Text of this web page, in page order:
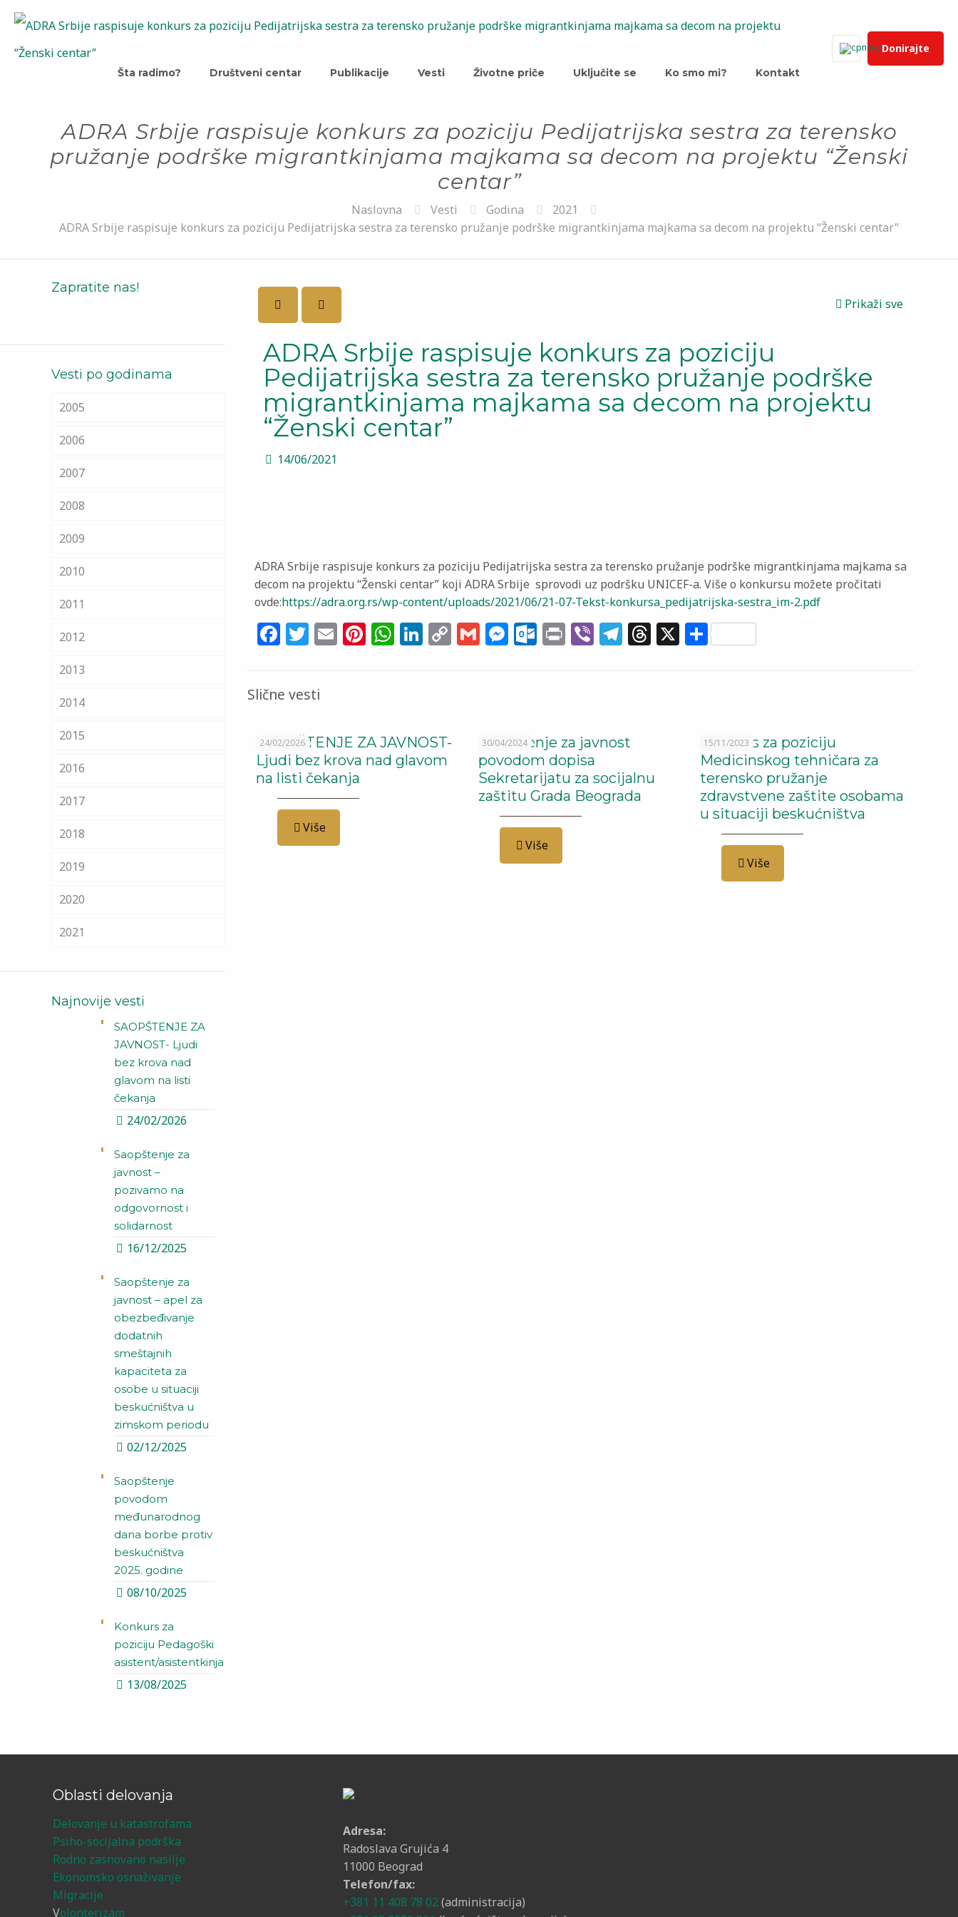
Šta radimo? Društveni centar Publikacije Vesti Životne priče Uključite se Ko smo mi? Kontakt
Donirajte
ADRA Srbije raspisuje konkurs za poziciju Pedijatrijska sestra za terensko
pružanje podrške migrantkinjama majkama sa decom na projektu “Ženski
centar”
Naslovna Vesti Godina
2021
ADRA Srbije raspisuje konkurs za poziciju Pedijatrijska sestra za terensko pružanje podrške migrantkinjama majkama sa decom na projektu “Ženski centar”
Prikaži sve
ADRA Srbije raspisuje konkurs za poziciju
Pedijatrijska sestra za terensko pružanje podrške
migrantkinjama majkama sa decom na projektu
“Ženski centar”
14/06/2021
ADRA Srbije raspisuje konkurs za poziciju Pedijatrijska sestra za terensko pružanje podrške migrantkinjama majkama sa
decom na projektu “Ženski centar” koji ADRA Srbije sprovodi uz podršku UNICEF-a. Više o konkursu možete pročitati
ovde:https://adra.org.rs/wp-content/uploads/2021/06/21-07-Tekst-konkursa_pedijatrijska-sestra_im-2.pdf
Facebook
Twitter
EmailPinterest
WhatsApp
LinkedIn
CopyGmail
Messenger
Outlook.com
PrintViberTelegram
Threads
X Share
Slične vesti
24/02/2026
SAOPŠTENJE ZA JAVNOST-
Ljudi bez krova nad glavom
na listi čekanja
Više
30/04/2024
Saopštenje za javnost
povodom dopisa
Sekretarijatu za socijalnu
zaštitu Grada Beograda
Više
15/11/2023
Konkurs za poziciju
Medicinskog tehničara za
terensko pružanje
zdravstvene zaštite osobama
u situaciji beskućništva
Više
Zapratite nas!
Vesti po godinama
2005
2006
2007
2008
2009
2010
2011
2012
2013
2014
2015
2016
2017
2018
2019
2020
2021
Najnovije vesti
SAOPŠTENJE ZA
JAVNOST- Ljudi
bez krova nad
glavom na listi
čekanja
24/02/2026
Saopštenje za
javnost –
pozivamo na
odgovornost i
solidarnost
16/12/2025
Saopštenje za
javnost – apel za
obezbeđivanje
dodatnih
smeštajnih
kapaciteta za
osobe u situaciji
beskućništva u
zimskom periodu
02/12/2025
Saopštenje
povodom
međunarodnog
dana borbe protiv
beskućništva
2025. godine
08/10/2025
Konkurs za
poziciju Pedagoški
asistent/asistentkinja
13/08/2025
Oblasti delovanja
Delovanje u katastrofama
Psiho-socijalna podrška
Rodno zasnovano nasilje
Ekonomsko osnaživanje
Migracije
Volonterizam
Adresa:
Radoslava Grujića 4
11000 Beograd
Telefon/fax:
+381 11 408 78 02(administracija)